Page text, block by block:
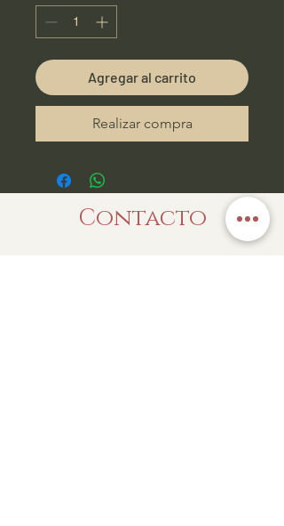
Agregar al carrito
Realizar compra
Contacto